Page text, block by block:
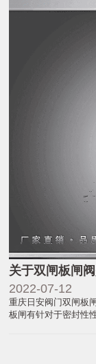
关于双闸板闸
2022-07-12
重庆日安阀门双闸板
板闸有针对于密封性